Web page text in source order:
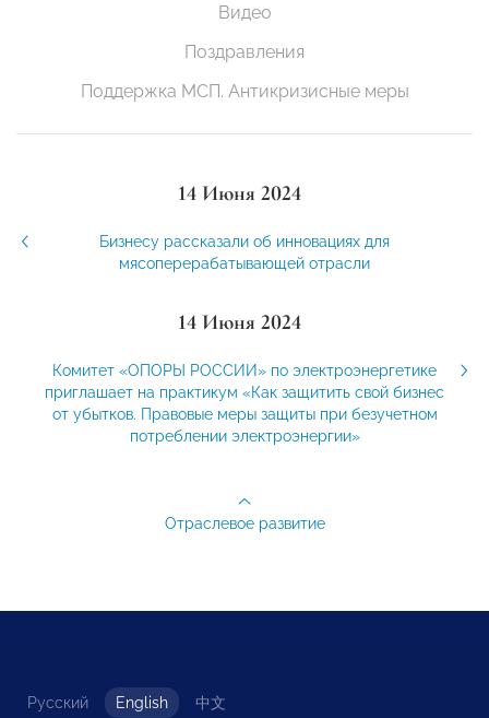
Видео
Поздравления
Поддержка МСП. Антикризисные меры
14 Июня 2024
Бизнесу рассказали об инновациях для
мясоперерабатывающей отрасли
14 Июня 2024
Комитет «ОПОРЫ РОССИИ» по электроэнергетике
приглашает на практикум «Как защитить свой бизнес
от убытков. Правовые меры защиты при безучетном
потреблении электроэнергии»
Отраслевое развитие
Русский English 中文